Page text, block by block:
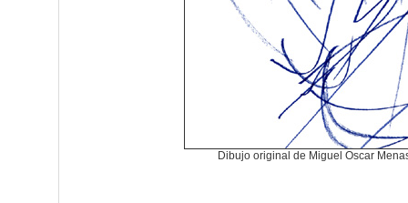
Dibujo original de Miguel Oscar